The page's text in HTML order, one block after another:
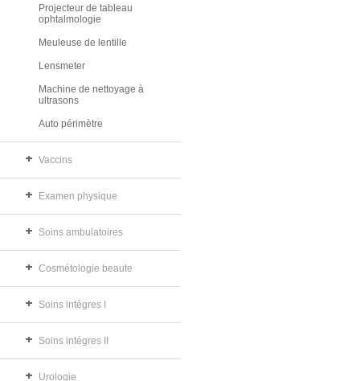
Projecteur de tableau
ophtalmologie
Meuleuse de lentille
Lensmeter
Machine de nettoyage à
ultrasons
Auto périmètre
Vaccins
Examen physique
Soins ambulatoires
Cosmétologie beaute
Soins intégres I
Soins intégres II
Urologie